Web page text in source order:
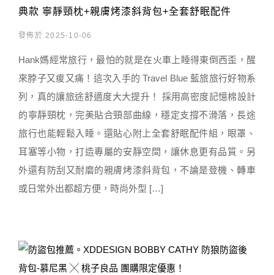
典款 寧靜頸枕+親膚烤漆斜背包+全套舒眠配件
發佈於 2025-10-06
Hank媽經常旅行，最怕的就是在火車上睡得東倒西歪，醒
來脖子又痠又痛！這次入手的 Travel Blue 藍旅旅行好物系
列，真的讓旅途舒適度大大提升！ 採用高密度記憶棉設計
的寧靜頸枕，完美貼合頸部曲線，穩定支撐不滑落，長途
旅行也能輕鬆入睡。還貼心附上全套舒眠配件組，眼罩、
耳塞等小物，打造專屬的安靜空間，讓休息更有品質。另
外還有防刮又耐磨的親膚烤漆斜背包，不論是登機、轉車
或日常外出都超方便，時尚外型 […]